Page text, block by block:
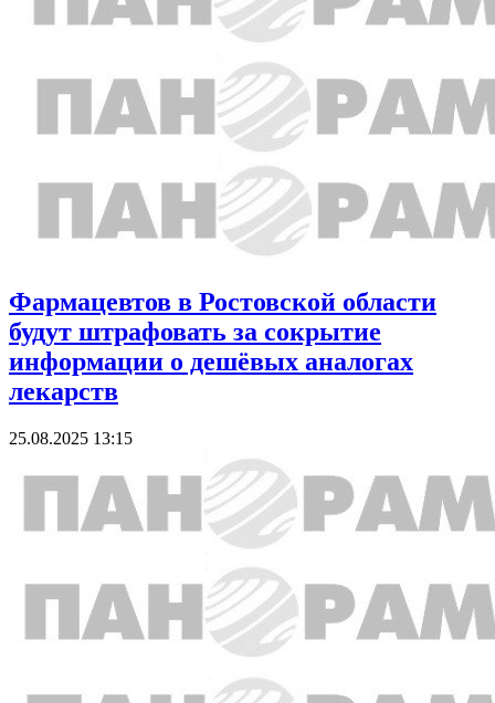
Фармацевтов в Ростовской области
будут штрафовать за сокрытие
информации о дешёвых аналогах
лекарств
25.08.2025 13:15